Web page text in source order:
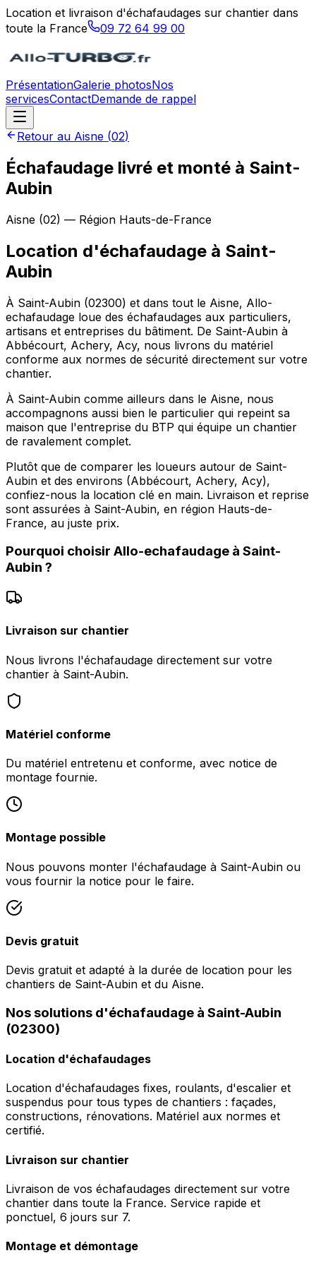
Location et livraison d'échafaudages sur chantier dans
toute la France
09 72 64 99 00
PrésentationGalerie photosNos
servicesContactDemande de rappel
Retour au Aisne (02)
Échafaudage livré et monté à Saint-
Aubin
Aisne (02) — Région Hauts-de-France
Location d'échafaudage à Saint-
Aubin
À Saint-Aubin (02300) et dans tout le Aisne, Allo-
echafaudage loue des échafaudages aux particuliers,
artisans et entreprises du bâtiment. De Saint-Aubin à
Abbécourt, Achery, Acy, nous livrons du matériel
conforme aux normes de sécurité directement sur votre
chantier.
À Saint-Aubin comme ailleurs dans le Aisne, nous
accompagnons aussi bien le particulier qui repeint sa
maison que l'entreprise du BTP qui équipe un chantier
de ravalement complet.
Plutôt que de comparer les loueurs autour de Saint-
Aubin et des environs (Abbécourt, Achery, Acy),
confiez-nous la location clé en main. Livraison et reprise
sont assurées à Saint-Aubin, en région Hauts-de-
France, au juste prix.
Pourquoi choisir Allo-echafaudage à Saint-
Aubin ?
Livraison sur chantier
Nous livrons l'échafaudage directement sur votre
chantier à Saint-Aubin.
Matériel conforme
Du matériel entretenu et conforme, avec notice de
montage fournie.
Montage possible
Nous pouvons monter l'échafaudage à Saint-Aubin ou
vous fournir la notice pour le faire.
Devis gratuit
Devis gratuit et adapté à la durée de location pour les
chantiers de Saint-Aubin et du Aisne.
Nos solutions d'échafaudage à Saint-Aubin
(02300)
Location d'échafaudages
Location d'échafaudages fixes, roulants, d'escalier et
suspendus pour tous types de chantiers : façades,
constructions, rénovations. Matériel aux normes et
certifié.
Livraison sur chantier
Livraison de vos échafaudages directement sur votre
chantier dans toute la France. Service rapide et
ponctuel, 6 jours sur 7.
Montage et démontage